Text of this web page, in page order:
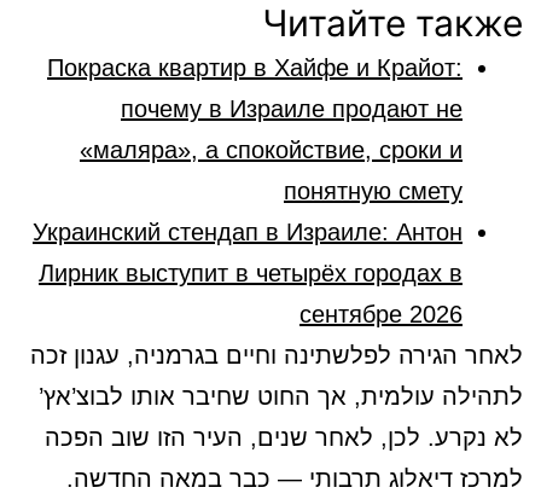
Читайте также
Покраска квартир в Хайфе и Крайот:
почему в Израиле продают не
«маляра», а спокойствие, сроки и
понятную смету
Украинский стендап в Израиле: Антон
Лирник выступит в четырёх городах в
сентябре 2026
לאחר הגירה לפלשתינה וחיים בגרמניה, עגנון זכה
לתהילה עולמית, אך החוט שחיבר אותו לבוצ’אץ’
לא נקרע. לכן, לאחר שנים, העיר הזו שוב הפכה
למרכז דיאלוג תרבותי — כבר במאה החדשה.